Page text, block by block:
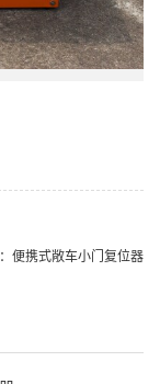
便携式敞车小门复位器